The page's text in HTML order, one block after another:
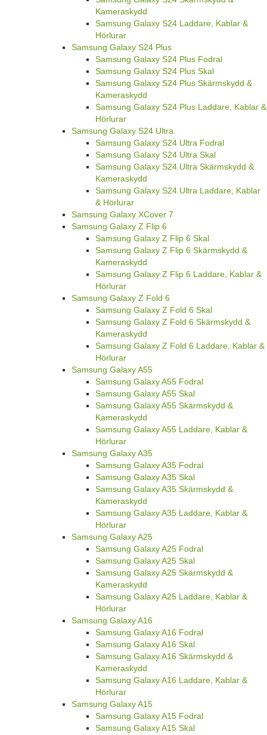
Kameraskydd
Samsung Galaxy S24 Laddare, Kablar &
Hörlurar
Samsung Galaxy S24 Plus
Samsung Galaxy S24 Plus Fodral
Samsung Galaxy S24 Plus Skal
Samsung Galaxy S24 Plus Skärmskydd &
Kameraskydd
Samsung Galaxy S24 Plus Laddare, Kablar &
Hörlurar
Samsung Galaxy S24 Ultra
Samsung Galaxy S24 Ultra Fodral
Samsung Galaxy S24 Ultra Skal
Samsung Galaxy S24 Ultra Skärmskydd &
Kameraskydd
Samsung Galaxy S24 Ultra Laddare, Kablar
& Hörlurar
Samsung Galaxy XCover 7
Samsung Galaxy Z Flip 6
Samsung Galaxy Z Flip 6 Skal
Samsung Galaxy Z Flip 6 Skärmskydd &
Kameraskydd
Samsung Galaxy Z Flip 6 Laddare, Kablar &
Hörlurar
Samsung Galaxy Z Fold 6
Samsung Galaxy Z Fold 6 Skal
Samsung Galaxy Z Fold 6 Skärmskydd &
Kameraskydd
Samsung Galaxy Z Fold 6 Laddare, Kablar &
Hörlurar
Samsung Galaxy A55
Samsung Galaxy A55 Fodral
Samsung Galaxy A55 Skal
Samsung Galaxy A55 Skärmskydd &
Kameraskydd
Samsung Galaxy A55 Laddare, Kablar &
Hörlurar
Samsung Galaxy A35
Samsung Galaxy A35 Fodral
Samsung Galaxy A35 Skal
Samsung Galaxy A35 Skärmskydd &
Kameraskydd
Samsung Galaxy A35 Laddare, Kablar &
Hörlurar
Samsung Galaxy A25
Samsung Galaxy A25 Fodral
Samsung Galaxy A25 Skal
Samsung Galaxy A25 Skärmskydd &
Kameraskydd
Samsung Galaxy A25 Laddare, Kablar &
Hörlurar
Samsung Galaxy A16
Samsung Galaxy A16 Fodral
Samsung Galaxy A16 Skal
Samsung Galaxy A16 Skärmskydd &
Kameraskydd
Samsung Galaxy A16 Laddare, Kablar &
Hörlurar
Samsung Galaxy A15
Samsung Galaxy A15 Fodral
Samsung Galaxy A15 Skal